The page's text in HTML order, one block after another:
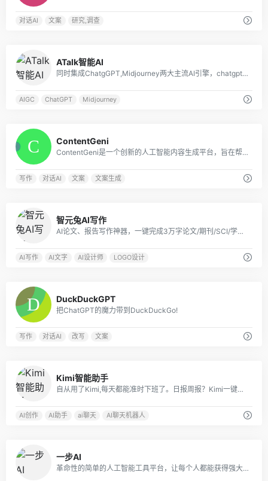
对话AI 文案 研究,调查
ATalk智能AI
同时集成ChatgGPT,Midjourney两大主流AI引擎，chatgpt响应速度极快，支持数据分析，Echarts图表展示，mijdourney调用官方接口，实时展示绘图效果
AIGC ChatGPT Midjourney
ContentGeni
ContentGeni是一个创新的人工智能内容生成平台，旨在帮助企业大规模创建高质量的内容。
写作 对话AI 文案 文案生成
智元兔AI写作
AI论文、报告写作神器，一键完成3万字论文/期刊/SCI/学术报告
AI写作 AI文字 AI设计师 LOGO设计
DuckDuckGPT
把ChatGPT的魔力带到DuckDuckGo!
写作 对话AI 改写 文案
Kimi智能助手
自从用了Kimi,每天都能准时下班了。日报周报？Kimi一键帮你搞定
AI创作 AI助手 ai聊天 AI聊天机器人
一步AI
革命性的简单的人工智能工具平台，让每个人都能获得强大的人工智能应用我们的专业和用户友好的一步AI服务。